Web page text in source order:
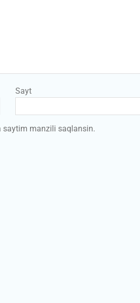
Sayt
saytim manzili saqlansin.